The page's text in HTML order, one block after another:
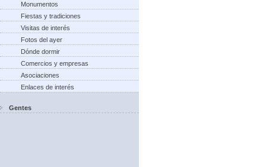
Monumentos
Fiestas y tradiciones
Visitas de interés
Fotos del ayer
Dónde dormir
Comercios y empresas
Asociaciones
Enlaces de interés
Gentes